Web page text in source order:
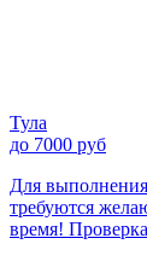
Тула
до 7000 руб
Для
требуются
время!